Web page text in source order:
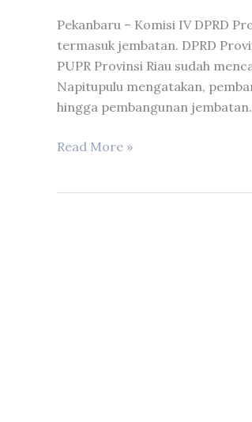
Otonomi
Daerah
Kemendagri
RI
Terkait
Ranperda
Pekanbaru – Komisi IV DPRD
termasuk jembatan. DPRD
PUPR Provinsi Riau sudah
Napitupulu mengatakan,
hingga pembangunan
Komisi
Read More »